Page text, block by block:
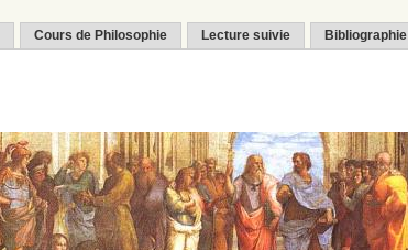
Cours de Philosophie Lecture suivie Bibliographie